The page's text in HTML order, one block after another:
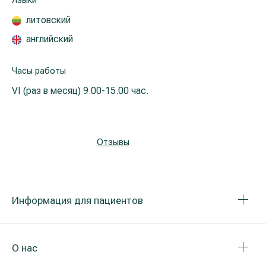
литовский
английский
Часы работы
VI (раз в месяц) 9.00-15.00 час.
Отзывы
Информация для пациентов
О нас